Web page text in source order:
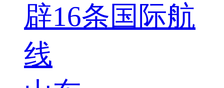
辟16条国际航
线